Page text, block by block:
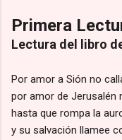
utilidades del negocio.
no es nueva; se ha
Primera
Lectura del libro
Por amor a Sión no
por amor de Jerusalén
hasta que rompa la
y su salvación llamee